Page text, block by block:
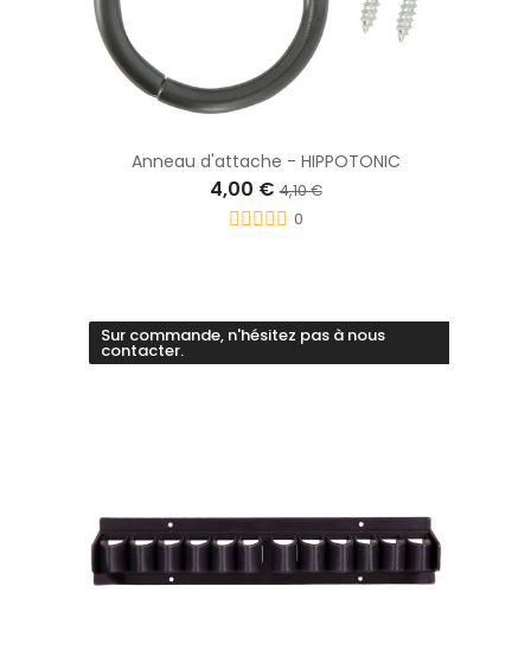
Anneau d'attache - HIPPOTONIC
4,00 €4,10 €
0
Sur commande, n'hésitez pas à nous
contacter.